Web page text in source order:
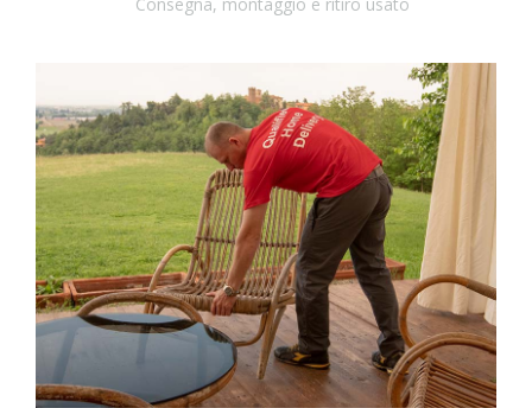
Consegna, montaggio e ritiro usato
SCOPRI I SERVIZI